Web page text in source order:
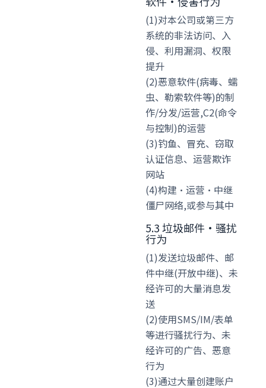
(1)对本公司或第三方
系统的非法访问、入
侵、利用漏洞、权限
提升
(2)恶意软件(病毒、蠕
虫、勒索软件等)的制
作/分发/运营,C2(命令
与控制)的运营
(3)钓鱼、冒充、窃取
认证信息、运营欺诈
网站
(4)构建·运营·中继
僵尸网络,或参与其中
5.3 垃圾邮件·骚扰
行为
(1)发送垃圾邮件、邮
件中继(开放中继)、未
经许可的大量消息发
送
(2)使用SMS/IM/表单
等进行骚扰行为、未
经许可的广告、恶意
行为
(3)通过大量创建账户